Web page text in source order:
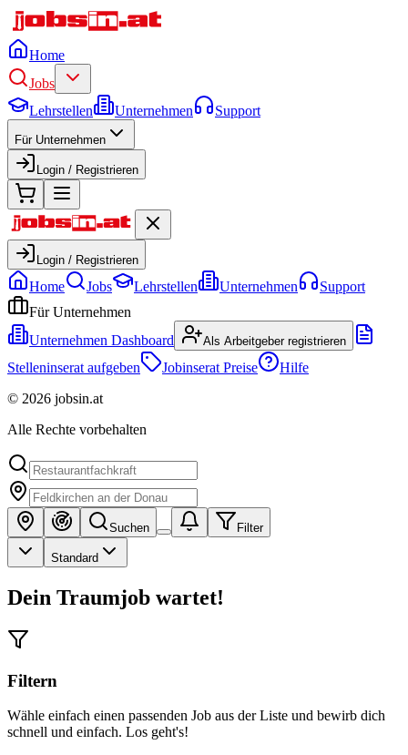
Home
Jobs
Lehrstellen
Unternehmen Support
Für Unternehmen
Login / Registrieren
Login / Registrieren
Home Jobs Lehrstellen Unternehmen
Support
Für Unternehmen
Unternehmen Dashboard
Als Arbeitgeber registrieren
Stelleninserat aufgeben Jobinserat Preise
Hilfe
© 2026 jobsin.at
Alle Rechte vorbehalten
Suchen Filter
Standard
Dein Traumjob wartet!
Filtern
Wähle einfach einen passenden Job aus der Liste und bewirb dich
schnell und einfach. Los geht's!